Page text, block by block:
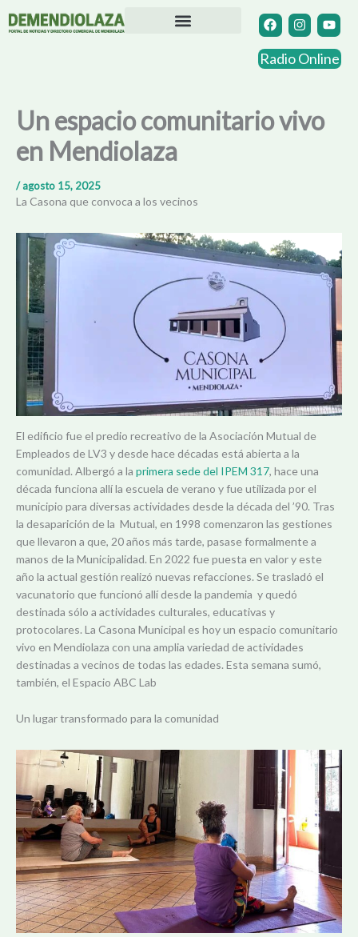
F
a
c
e
b
I
n
s
t
a
m
Y
o
u
t
u
Radio Online
Un espacio comunitario vivo
en Mendiolaza
/agosto 15, 2025
La Casona que convoca a los vecinos
El edificio fue el predio recreativo de la Asociación Mutual de
Empleados de LV3 y desde hace décadas está abierta a la
comunidad. Albergó a la primera sede del IPEM 317, hace una
década funciona allí la escuela de verano y fue utilizada por el
municipio para diversas actividades desde la década del ’90. Tras
la desaparición de la Mutual, en 1998 comenzaron las gestiones
que llevaron a que, 20 años más tarde, pasase formalmente a
manos de la Municipalidad. En 2022 fue puesta en valor y este
año la actual gestión realizó nuevas refacciones. Se trasladó el
vacunatorio que funcionó allí desde la pandemia y quedó
destinada sólo a actividades culturales, educativas y
protocolares. La Casona Municipal es hoy un espacio comunitario
vivo en Mendiolaza con una amplia variedad de actividades
destinadas a vecinos de todas las edades. Esta semana sumó,
también, el Espacio ABC Lab
Un lugar transformado para la comunidad